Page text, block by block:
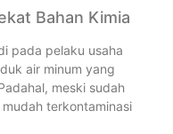
Bahan Kimia
pada pelaku usaha
air minum yang
meski sudah
terkontaminasi